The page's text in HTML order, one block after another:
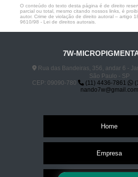
O conteúdo do texto desta página é de direito
parcial ou total, mesmo citando nossos links, é
autor. Crime de violação de direito autoral – artigo
9610/98 - Lei de direitos autorais
7W-
Rua das Bandeiras, 356, andar 6 -
São Paulo - SP
CEP: 09090-780
(11) 4436-7861
nando7w@gmail.com
Home
Empresa